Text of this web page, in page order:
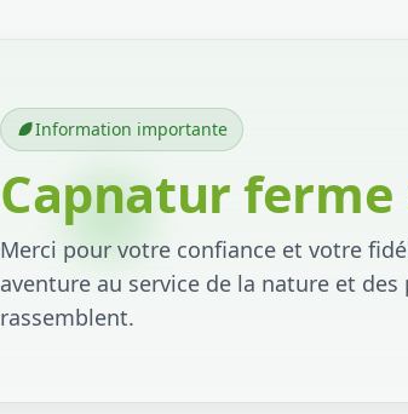
Information importante
Capnatur ferme
Merci pour votre confiance et votre
aventure au service de la nature et
rassemblent.